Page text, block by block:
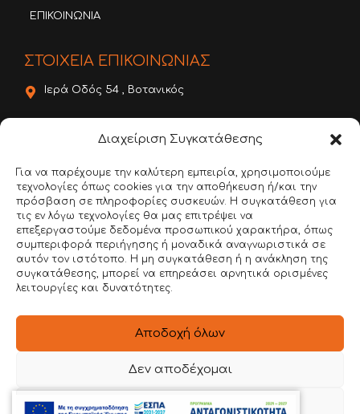
Διαχείριση Συγκατάθεσης
Για να παρέχουμε την καλύτερη εμπειρία, χρησιμοποιούμε
τεχνολογίες όπως cookies για την αποθήκευση ή/και την
πρόσβαση σε πληροφορίες συσκευών. Η συγκατάθεση για
τις εν λόγω τεχνολογίες θα μας επιτρέψει να
επεξεργαστούμε δεδομένα προσωπικού χαρακτήρα, όπως
συμπεριφορά περιήγησης ή μοναδικά αναγνωριστικά σε
αυτόν τον ιστότοπο. Η μη συγκατάθεση ή η ανάκληση της
συγκατάθεσης, μπορεί να επηρεάσει αρνητικά ορισμένες
λειτουργίες και δυνατότητες.
Αποδοχή όλων
Δεν αποδέχομαι
Προβολή προτιμήσεων
ΕΠΙΚΟΙΝΩΝΙΑ
ΣΤΟΙΧΕΙΑ ΕΠΙΚΟΙΝΩΝΙΑΣ
Ιερά Οδός 54 , Βοτανικός
info@dimitroulakos.gr
Αξιολογήστε μας!
© 2026 Θ. ΔΗΜΗΤΡΟΥΛΑΚΟΣ Α.Β.Ε.Ε. | All Rights